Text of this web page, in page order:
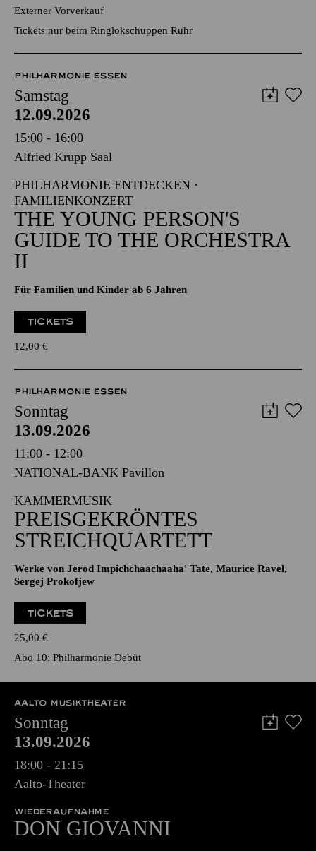
Externer Vorverkauf
Tickets nur beim Ringlokschuppen Ruhr
PHILHARMONIE ESSEN
Samstag
12.09.2026
15:00 - 16:00
Alfried Krupp Saal
PHILHARMONIE ENTDECKEN ·
FAMILIENKONZERT
THE YOUNG PERSON'S
GUIDE TO THE ORCHESTRA
II
Für Familien und Kinder ab 6 Jahren
TICKETS
12,00 €
PHILHARMONIE ESSEN
Sonntag
13.09.2026
11:00 - 12:00
NATIONAL-BANK Pavillon
KAMMERMUSIK
PREISGEKRÖNTES
STREICHQUARTETT
Werke von Jerod Impichchaachaaha' Tate, Maurice Ravel,
Sergej Prokofjew
TICKETS
25,00 €
Abo 10: Philharmonie Debüt
AALTO MUSIKTHEATER
Sonntag
13.09.2026
18:00 - 21:15
Aalto-Theater
WIEDERAUFNAHME
DON GIO­VANNI